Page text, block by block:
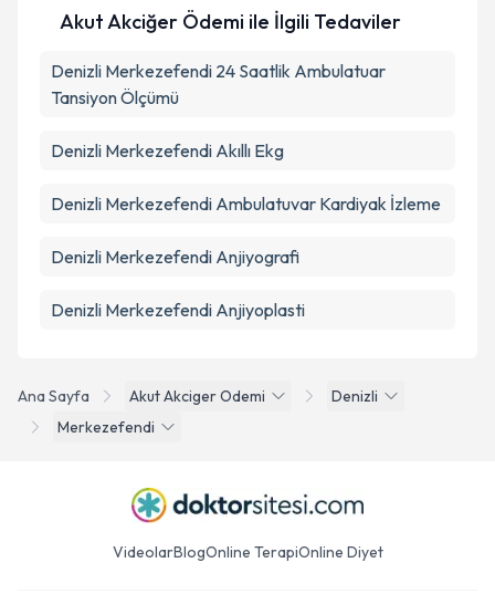
Ana Sayfa Akut Akciger Odemi
Denizli
Merkezefendi
Akut Akciğer Ödemi ile İlgili Tedaviler
Denizli Merkezefendi 24 Saatlik Ambulatuar
Tansiyon Ölçümü
Denizli Merkezefendi Akıllı Ekg
Denizli Merkezefendi Ambulatuvar Kardiyak İzleme
Denizli Merkezefendi Anjiyografi
Denizli Merkezefendi Anjiyoplasti
VideolarBlogOnline TerapiOnline Diyet